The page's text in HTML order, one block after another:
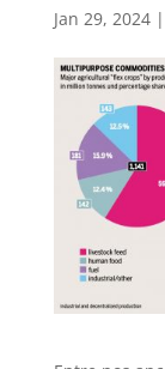
Jan 29, 2024|